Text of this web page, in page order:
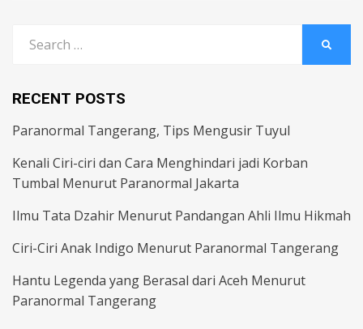
for:
RECENT POSTS
Paranormal Tangerang, Tips Mengusir Tuyul
Kenali Ciri-ciri dan Cara Menghindari jadi Korban
Tumbal Menurut Paranormal Jakarta
Ilmu Tata Dzahir Menurut Pandangan Ahli Ilmu Hikmah
Ciri-Ciri Anak Indigo Menurut Paranormal Tangerang
Hantu Legenda yang Berasal dari Aceh Menurut
Paranormal Tangerang